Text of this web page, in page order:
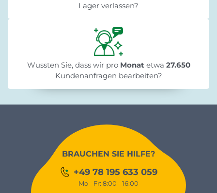
Lager verlassen?
Wussten Sie, dass wir pro Monat etwa 27.650
Kundenanfragen bearbeiten?
BRAUCHEN SIE HILFE?
+49 78 195 633 059
Mo - Fr: 8:00 - 16:00